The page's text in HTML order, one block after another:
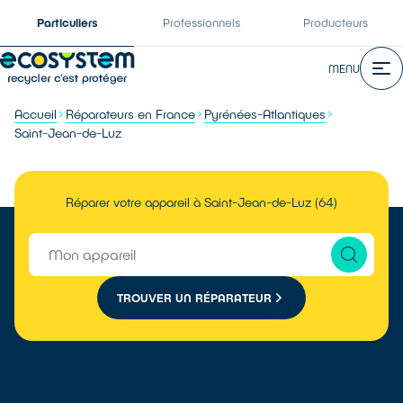
Particuliers Professionnels Producteurs
MENU
Accueil Réparateurs en France
Pyrénées-Atlantiques
Saint-Jean-de-Luz
Réparer votre appareil à Saint-Jean-de-Luz (64)
TROUVER UN RÉPARATEUR